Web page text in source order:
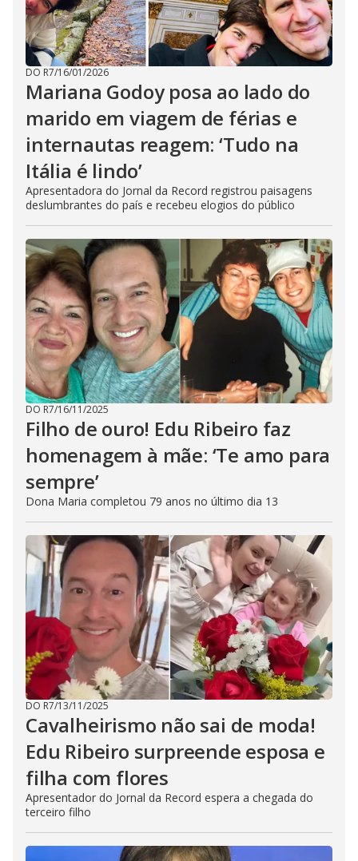
DO R7/16/01/2026
Mariana Godoy posa ao lado do
marido em viagem de férias e
internautas reagem: ‘Tudo na
Itália é lindo’
Apresentadora do Jornal da Record registrou paisagens
deslumbrantes do país e recebeu elogios do público
DO R7/16/11/2025
Filho de ouro! Edu Ribeiro faz
homenagem à mãe: ‘Te amo para
sempre’
Dona Maria completou 79 anos no último dia 13
DO R7/13/11/2025
Cavalheirismo não sai de moda!
Edu Ribeiro surpreende esposa e
filha com flores
Apresentador do Jornal da Record espera a chegada do
terceiro filho